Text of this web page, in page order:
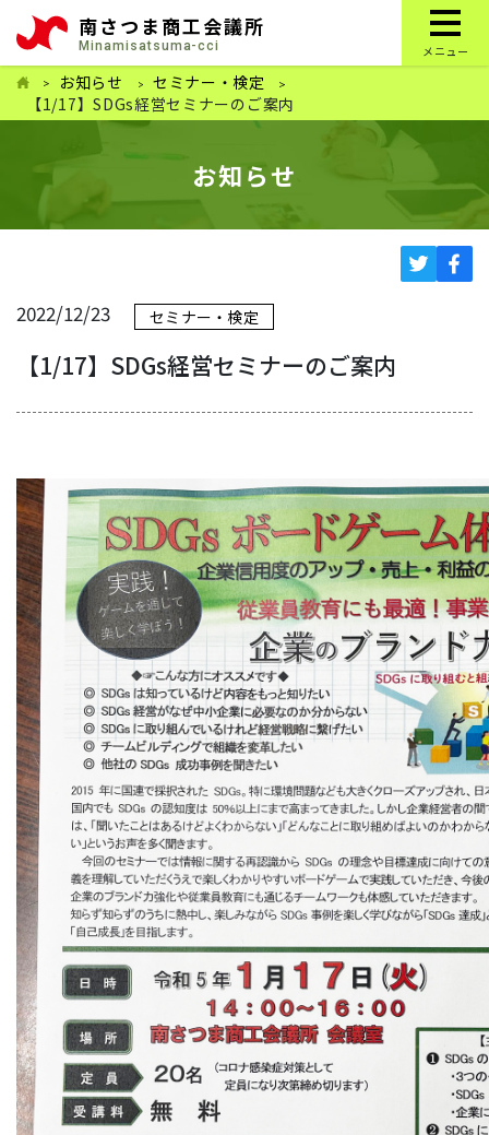
南さつま商工会議所
Minamisatsuma-cci メニュー
お知らせ
セミナー・検定
【1/17】SDGs経営セミナーのご案内
お知らせ
2022/12/23 セミナー・検定
【1/17】SDGs経営セミナーのご案内